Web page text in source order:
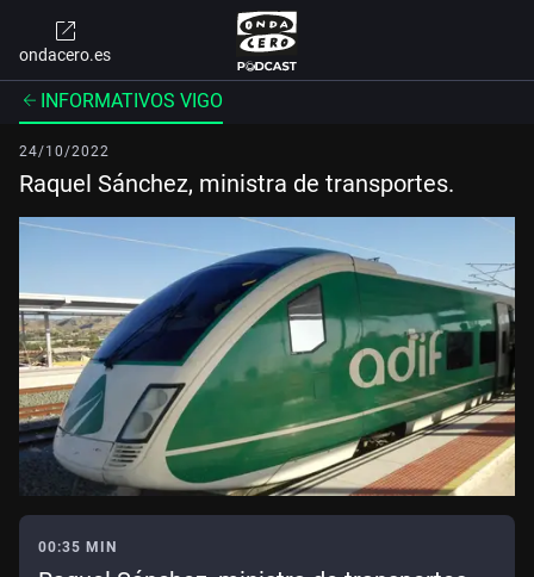
ondacero.es
INFORMATIVOS VIGO
24/10/2022
Raquel Sánchez, ministra de transportes.
00:35 MIN